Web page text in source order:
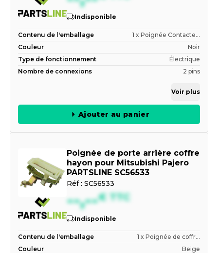
Indisponible
Contenu de l'emballage
1 x Poignée Contacte...
Couleur
Noir
Type de fonctionnement
Électrique
Nombre de connexions
2 pins
Voir plus
Ajouter au panier
Poignée de porte arrière coffre
hayon pour Mitsubishi Pajero
PARTSLINE SC56533
Réf : SC56533
--,--€ TTC
Indisponible
Contenu de l'emballage
1 x Poignée de coffr...
Couleur
Beige